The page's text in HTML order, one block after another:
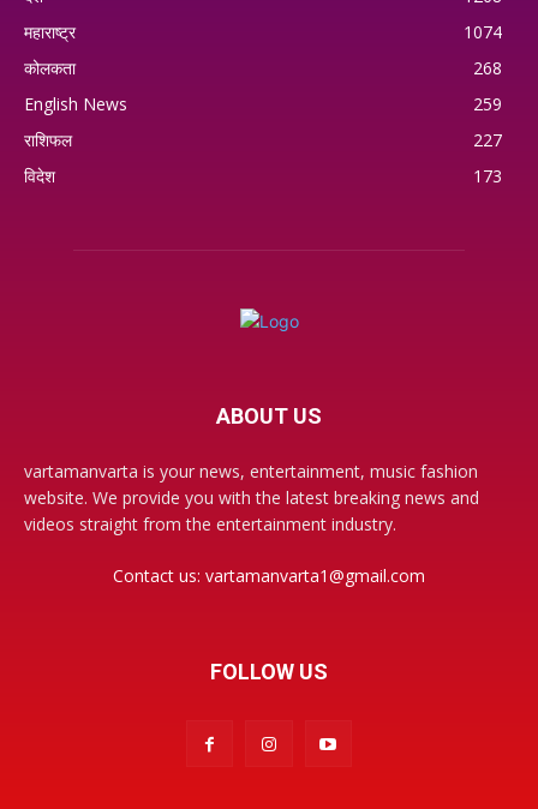
महाराष्ट्र
1074
कोलकता
268
English News
259
राशिफल
227
विदेश
173
ABOUT US
vartamanvarta is your news, entertainment, music fashion
website. We provide you with the latest breaking news and
videos straight from the entertainment industry.
Contact us: vartamanvarta1@gmail.com
FOLLOW US